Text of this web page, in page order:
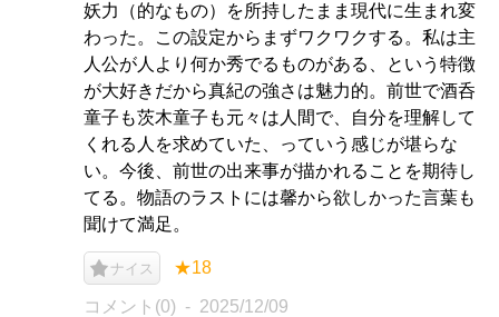
妖力（的なもの）を所持したまま現代に生まれ変
わった。この設定からまずワクワクする。私は主
人公が人より何か秀でるものがある、という特徴
が大好きだから真紀の強さは魅力的。前世で酒呑
童子も茨木童子も元々は人間で、自分を理解して
くれる人を求めていた、っていう感じが堪らな
い。今後、前世の出来事が描かれることを期待し
てる。物語のラストには馨から欲しかった言葉も
聞けて満足。
ナイス ★18
コメント(0) 2025/12/09